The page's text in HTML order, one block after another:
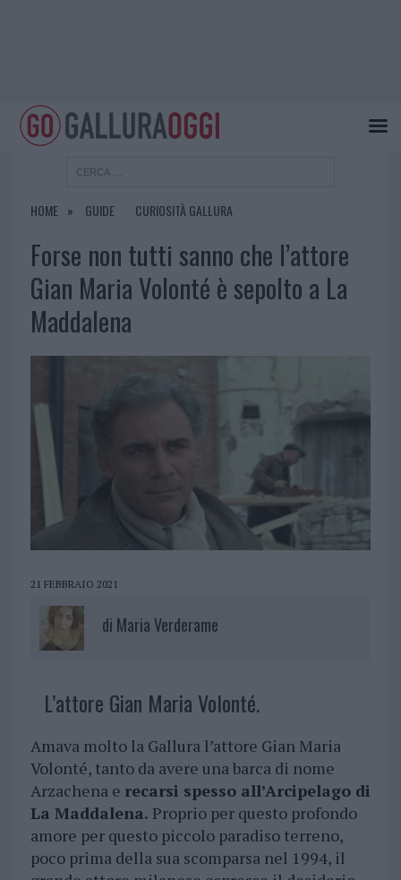
HOME GUIDE CURIOSITÀ GALLURA
Forse non tutti sanno che l’attore
Gian Maria Volonté è sepolto a La
Maddalena
21 FEBBRAIO 2021
di Maria Verderame
L’attore Gian Maria Volonté.
Amava molto la Gallura l’attore Gian Maria
Volonté, tanto da avere una barca di nome
Arzachena e recarsi spesso all’Arcipelago di
La Maddalena. Proprio per questo profondo
amore per questo piccolo paradiso terreno,
poco prima della sua scomparsa nel 1994, il